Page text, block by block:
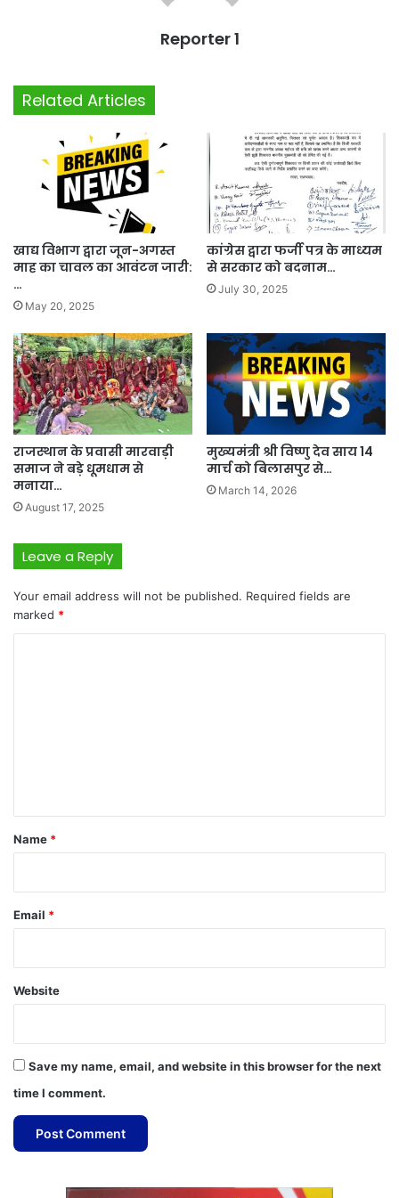
Reporter 1
Related Articles
खाद्य विभाग द्वारा जून-अगस्त
माह का चावल का आवंटन जारी:
…
May 20, 2025
कांग्रेस द्वारा फर्जी पत्र के माध्यम
से सरकार को बदनाम…
July 30, 2025
राजस्थान के प्रवासी मारवाड़ी
समाज ने बड़े धूमधाम से
मनाया…
August 17, 2025
मुख्यमंत्री श्री विष्णु देव साय 14
मार्च को बिलासपुर से…
March 14, 2026
Leave a Reply
Your email address will not be published. Required fields are
marked *
*
Name *
Email *
Website
Save my name, email, and website in this browser for the next
time I comment.